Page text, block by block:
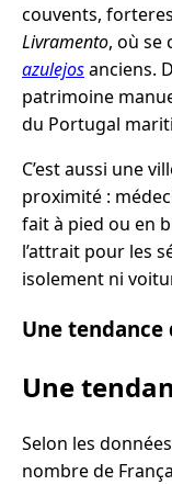
couvents,
Livramento, où se
azulejosanciens.
patrimoine
du Portugal
C’est aussi une
proximité :
fait à pied ou en
l’attrait pour les
isolement ni
Une tendance
Une
Selon les
nombre de